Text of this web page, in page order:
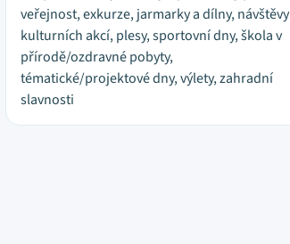
veřejnost, exkurze, jarmarky a dílny, návštěvy
kulturních akcí, plesy, sportovní dny, škola v
přírodě/ozdravné pobyty,
tématické/projektové dny, výlety, zahradní
slavnosti